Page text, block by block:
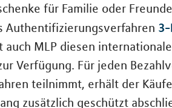
für Familie oder
Authentifizierungsverfahren 3-
MLP diesen
Verfügung. Für jeden
teilnimmt, erhält der
zusätzlich geschützt